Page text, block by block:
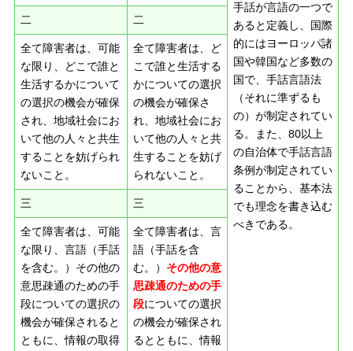
手話が言語の一つで
あると定義し、国際
的にはヨーロッパ諸
国や韓国など多数の
国で、手話言語法
（それに準ずるも
の）が制定されてい
る。また、80以上
の自治体で手話言語
条例が制定されてい
ることから、基本法
でも理念を書き込む
べきである。
二 二
全て障害者は、可能
な限り、どこで誰と
生活するかについて
の選択の機会が確保
され、地域社会にお
いて他の人々と共生
することを妨げられ
ないこと。
全て障害者は、ど
こで誰と生活する
かについての選択
の機会が確保さ
れ、地域社会にお
いて他の人々と共
生することを妨げ
られないこと。
三 三
全て障害者は、可能
な限り、言語（手話
を含む。）その他の
意思疎通のための手
段についての選択の
機会が確保されると
ともに、情報の取得
全て障害者は、言
語（手話を含
む。） その他の意
思疎通のための手
段についての選択
の機会が確保され
るとともに、情報